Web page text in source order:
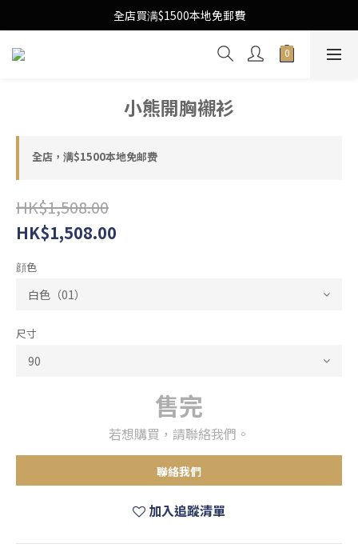
Free Local Shipping Upon $1500 purchase
全店買满$1500本地免郵費
Free Local Shipping Upon $1500 purchase
小熊開胸襯衫
全店，满$1500本地免邮费
HK$1,508.00
HK$1,508.00
顔色
尺寸
售完
若想購買，請聯絡我們。
聯絡我們
加入追蹤清單